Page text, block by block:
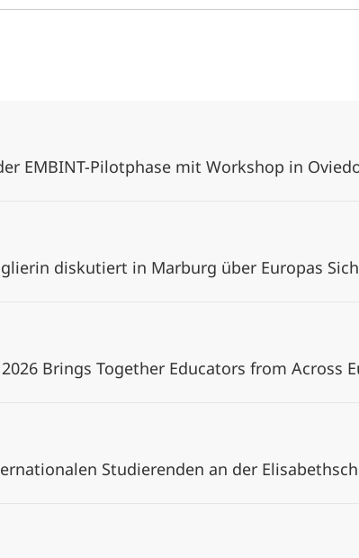
EMBINT-Pilotphase mit Workshop in
diskutiert in Marburg über Europas
Brings Together Educators from Across
Studierenden an der